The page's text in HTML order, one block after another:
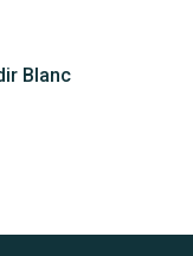
Blanc